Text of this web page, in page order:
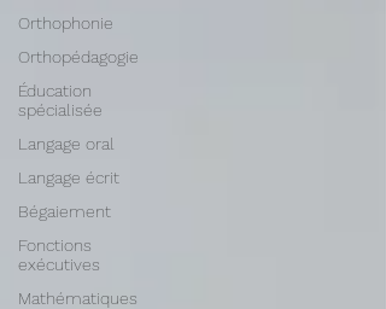
Orthophonie
Orthopédagogie
Éducation
spécialisée
Langage oral
Langage écrit
Bégaiement
Fonctions
exécutives
Mathématiques